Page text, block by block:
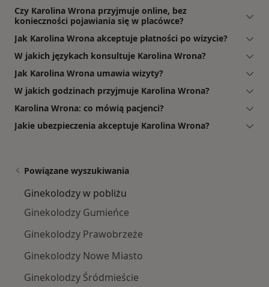
Czy Karolina Wrona przyjmuje online, bez
konieczności pojawiania się w placówce?
Jak Karolina Wrona akceptuje płatności po wizycie?
W jakich językach konsultuje Karolina Wrona?
Jak Karolina Wrona umawia wizyty?
W jakich godzinach przyjmuje Karolina Wrona?
Karolina Wrona: co mówią pacjenci?
Jakie ubezpieczenia akceptuje Karolina Wrona?
Powiązane wyszukiwania
Ginekolodzy w pobliżu
Ginekolodzy Gumieńce
Ginekolodzy Prawobrzeże
Ginekolodzy Nowe Miasto
Ginekolodzy Śródmieście